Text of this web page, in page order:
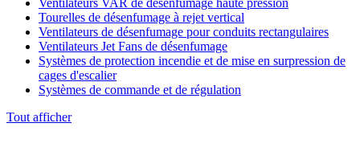
Ventilateurs VAR de désenfumage haute pression
Tourelles de désenfumage à rejet vertical
Ventilateurs de désenfumage pour conduits rectangulaires
Ventilateurs Jet Fans de désenfumage
Systèmes de protection incendie et de mise en surpression de
cages d'escalier
Systèmes de commande et de régulation
Tout afficher